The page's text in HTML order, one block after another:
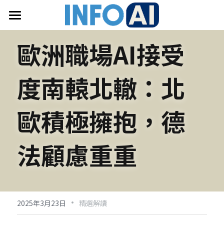
首頁
關於InfoAI
訂閱電子報
最新文章
搜索
email聯絡
歐洲職場AI接受
度南轅北轍：北
歐積極擁抱，德
法顧慮重重
2025年3月23日 · 精選解讀